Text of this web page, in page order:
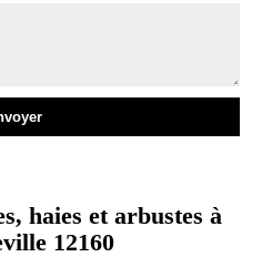
haies et arbustes à
12160